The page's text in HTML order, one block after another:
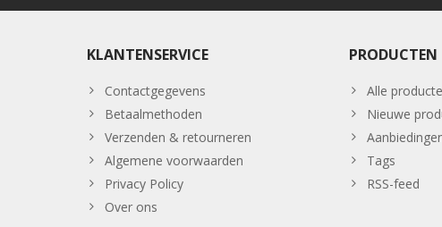
KLANTENSERVICE
Contactgegevens
Betaalmethoden
Verzenden & retourneren
Algemene voorwaarden
Privacy Policy
Over ons
PRODUCTEN
Alle
Nieuwe
Tags
RSS-feed